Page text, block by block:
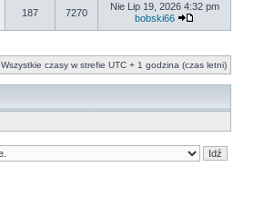
187 7270
Nie Lip 19, 2026 4:32 pm
bobski66
Wszystkie czasy w strefie UTC + 1 godzina (czas letni)